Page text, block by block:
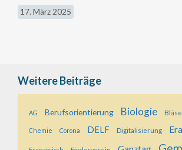
17. März 2025
Weitere Beiträge
AG Berufsorientierung Biologie
Chemie Corona DELF Digitalisierung